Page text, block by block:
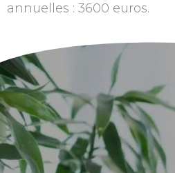
annuelles : 3600 euros.